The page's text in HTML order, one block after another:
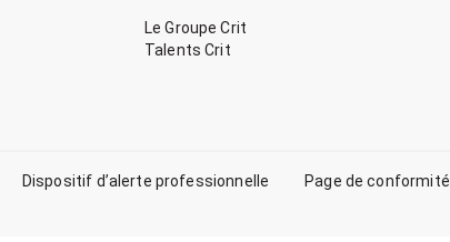
Le Groupe Crit
Talents Crit
Dispositif d’alerte professionnelle Page de conformité